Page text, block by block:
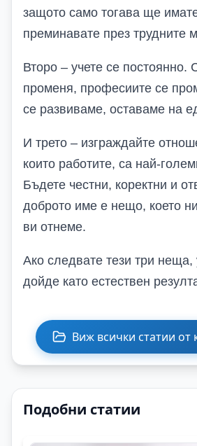
защото само тогава ще
преминавате през трудните
Второ – учете се постоянно.
променя, професиите се
се развиваме, оставаме на
И трето – изграждайте
които работите, са най-
Бъдете честни, коректни и
доброто име е нещо, което
ви отнеме.
Ако следвате тези три
дойде като естествен
Виж всички статии от
Подобни статии